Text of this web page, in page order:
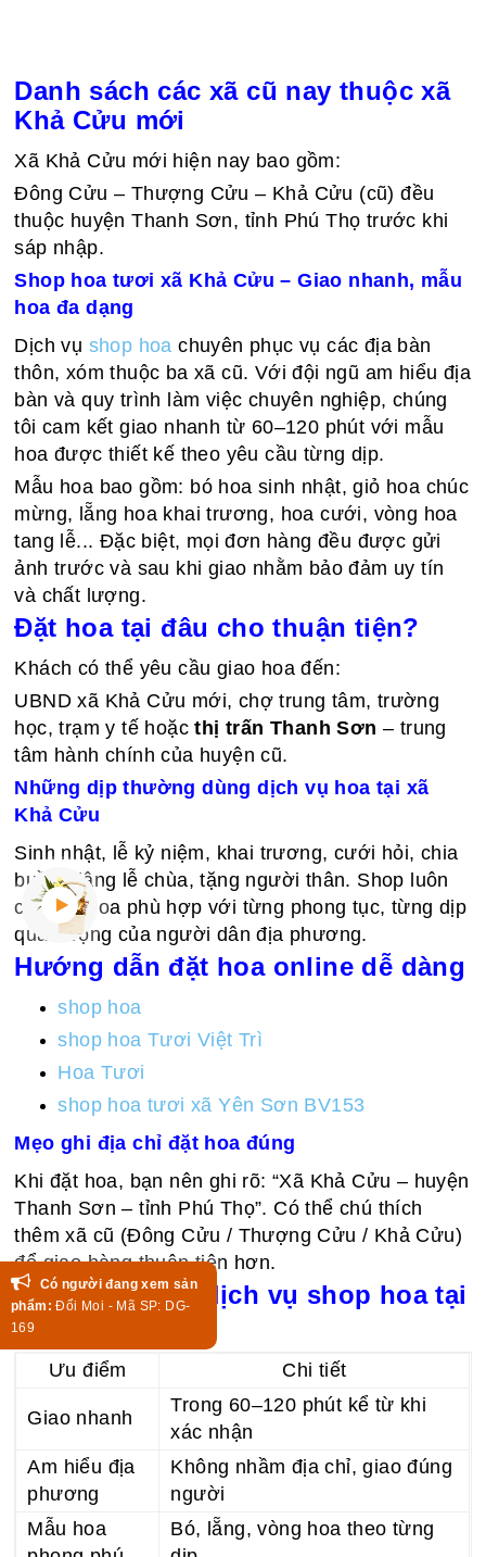
Danh sách các xã cũ nay thuộc xã
Khả Cửu mới
Xã Khả Cửu mới hiện nay bao gồm:
Đông Cửu – Thượng Cửu – Khả Cửu (cũ) đều
thuộc huyện Thanh Sơn, tỉnh Phú Thọ trước khi
sáp nhập.
Shop hoa tươi xã Khả Cửu – Giao nhanh, mẫu
hoa đa dạng
Dịch vụ shop hoa chuyên phục vụ các địa bàn
thôn, xóm thuộc ba xã cũ. Với đội ngũ am hiểu địa
bàn và quy trình làm việc chuyên nghiệp, chúng
tôi cam kết giao nhanh từ 60–120 phút với mẫu
hoa được thiết kế theo yêu cầu từng dịp.
Mẫu hoa bao gồm: bó hoa sinh nhật, giỏ hoa chúc
mừng, lẵng hoa khai trương, hoa cưới, vòng hoa
tang lễ... Đặc biệt, mọi đơn hàng đều được gửi
ảnh trước và sau khi giao nhằm bảo đảm uy tín
và chất lượng.
Đặt hoa tại đâu cho thuận tiện?
Khách có thể yêu cầu giao hoa đến:
UBND xã Khả Cửu mới, chợ trung tâm, trường
học, trạm y tế hoặcthị trấn Thanh Sơn – trung
tâm hành chính của huyện cũ.
Những dịp thường dùng dịch vụ hoa tại xã
Khả Cửu
Sinh nhật, lễ kỷ niệm, khai trương, cưới hỏi, chia
buồn, dâng lễ chùa, tặng người thân. Shop luôn
có mẫu hoa phù hợp với từng phong tục, từng dịp
quan trọng của người dân địa phương.
Hướng dẫn đặt hoa online dễ dàng
shop hoa
shop hoa Tươi Việt Trì
Hoa Tươi
shop hoa tươi xã Yên Sơn BV153
Mẹo ghi địa chỉ đặt hoa đúng
Khi đặt hoa, bạn nên ghi rõ: “Xã Khả Cửu – huyện
Thanh Sơn – tỉnh Phú Thọ”. Có thể chú thích
thêm xã cũ (Đông Cửu / Thượng Cửu / Khả Cửu)
để giao hàng thuận tiện hơn.
Bảng ưu điểm dịch vụ shop hoa tại
xã Khả Cửu
Ưu điểm Chi tiết
Giao nhanh
Trong 60–120 phút kể từ khi
xác nhận
Am hiểu địa
phương
Không nhầm địa chỉ, giao đúng
người
Mẫu hoa
Bó, lẵng, vòng hoa theo từng
Có người đang xem sản
phẩm: Đổi Moi - Mã SP: DG-
169